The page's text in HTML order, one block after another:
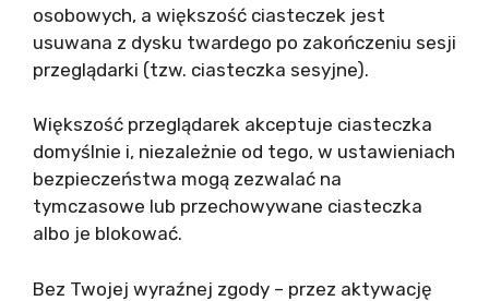
osobowych, a większość ciasteczek jest
usuwana z dysku twardego po zakończeniu sesji
przeglądarki (tzw. ciasteczka sesyjne).
Większość przeglądarek akceptuje ciasteczka
domyślnie i, niezależnie od tego, w ustawieniach
bezpieczeństwa mogą zezwalać na
tymczasowe lub przechowywane ciasteczka
albo je blokować.
Bez Twojej wyraźnej zgody – przez aktywację